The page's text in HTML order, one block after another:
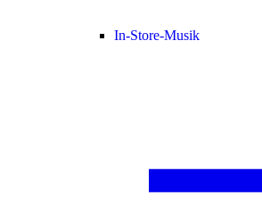
In-Store-Musik